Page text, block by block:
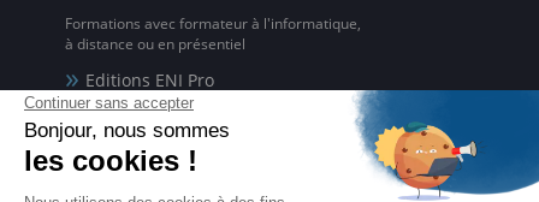
Formations avec formateur à l'informatique,
à distance ou en présentiel
Editions ENI Pro
pour les organismes de formation
ENI elearning